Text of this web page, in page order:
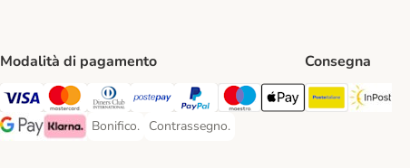
Modalità di pagamento
Visa. Payment Method
Mastercard. Payment Method
Diners Club. Payment Method
Postepay. Payment Method
PayPal. Payment Method
Maestro. Payment Method
Apple pay. Payment
Google Pay Payment Method
Klarna Payment Method
Bonifico.
Bonifico. Payment Method
Contrassegno.
Contrassegno. Payment Method
Consegna
Poste